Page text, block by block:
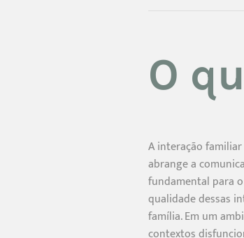
O
A interação
abrange a
fundamental para
qualidade dessas
família. Em um